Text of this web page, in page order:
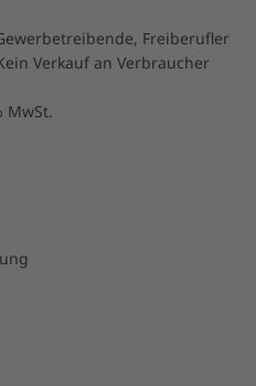
Freiberufler
Verkauf an Verbraucher
MwSt.